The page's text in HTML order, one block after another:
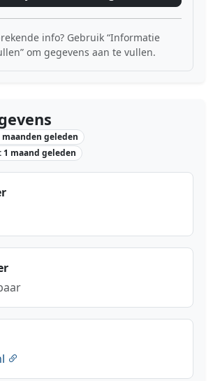
info? Gebruik “Informatie
om gegevens aan te vullen.
geleden
maand geleden